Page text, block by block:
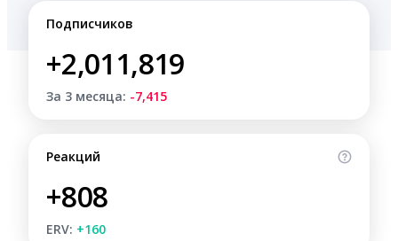
Подписчиков
+2,011,819
За 3 месяца: -7,415
Реакций
+808
ERV: +160